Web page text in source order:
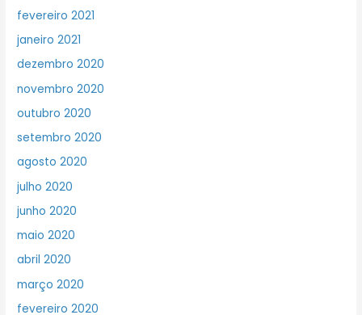
fevereiro 2021
janeiro 2021
dezembro 2020
novembro 2020
outubro 2020
setembro 2020
agosto 2020
julho 2020
junho 2020
maio 2020
abril 2020
março 2020
fevereiro 2020